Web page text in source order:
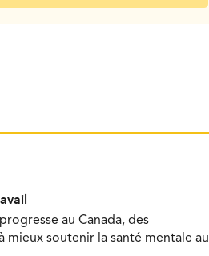
au Canada, des
mieux soutenir la santé mentale au